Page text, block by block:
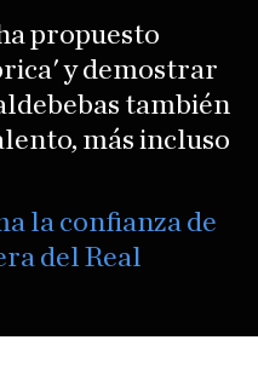
propuesto
y demostrar
también
más incluso
la confianza de
del Real